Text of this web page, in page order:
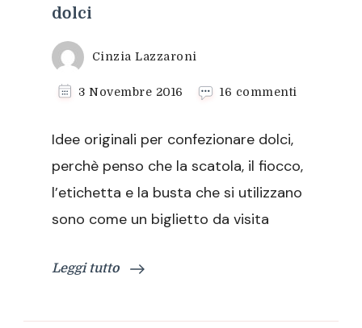
dolci
Cinzia Lazzaroni
3 Novembre 2016 16 commenti
dolci
Idee originali per confezionare dolci,
perchè penso che la scatola, il fiocco,
l’etichetta e la busta che si utilizzano
sono come un biglietto da visita
Leggi tutto